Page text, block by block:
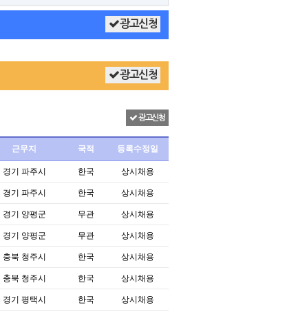
광고신청
광고신청
광고신청
근무지 국적 등록수정일
경기 파주시 한국 상시채용
경기 파주시 한국 상시채용
경기 양평군 무관 상시채용
경기 양평군 무관 상시채용
충북 청주시 한국 상시채용
충북 청주시 한국 상시채용
경기 평택시 한국 상시채용